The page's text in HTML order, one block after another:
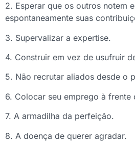
2. Esperar que os outros notem
espontaneamente suas
3. Supervalizar a expertise.
4. Construir em vez de usufruir
5. Não recrutar aliados desde o
6. Colocar seu emprego à frente
7. A armadilha da perfeição.
8. A doença de querer agradar.